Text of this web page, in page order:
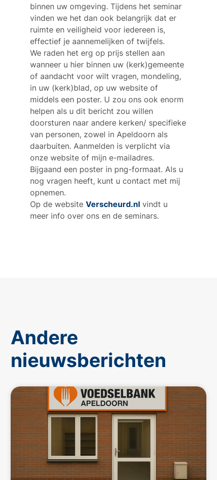
binnen uw omgeving. Tijdens het seminar
vinden we het dan ook belangrijk dat er
ruimte en veiligheid voor iedereen is,
effectief je aannemelijken of twijfels.
We raden het erg op prijs stellen aan
wanneer u hier binnen uw (kerk)gemeente
of aandacht voor wilt vragen, mondeling,
in uw (kerk)blad, op uw website of
middels een poster. U zou ons ook enorm
helpen als u dit bericht zou willen
doorsturen naar andere kerken/ specifieke
van personen, zowel in Apeldoorn als
daarbuiten. Aanmelden is verplicht via
onze website of mijn e-mailadres.
Bijgaand een poster in png-formaat. Als u
nog vragen heeft, kunt u contact met mij
opnemen.
Op de websiteVerscheurd.nl vindt u
meer info over ons en de seminars.
Andere
nieuwsberichten